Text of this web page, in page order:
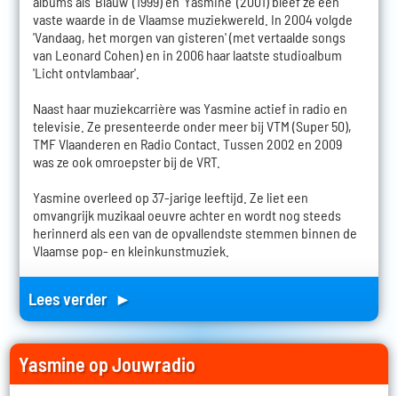
vaste waarde in de Vlaamse muziekwereld. In 2004 volgde
'Vandaag, het morgen van gisteren' (met vertaalde songs
van Leonard Cohen) en in 2006 haar laatste studioalbum
'Licht ontvlambaar'.
Naast haar muziekcarrière was Yasmine actief in radio en
televisie. Ze presenteerde onder meer bij VTM (Super 50),
TMF Vlaanderen en Radio Contact. Tussen 2002 en 2009
was ze ook omroepster bij de VRT.
Yasmine overleed op 37-jarige leeftijd. Ze liet een
omvangrijk muzikaal oeuvre achter en wordt nog steeds
herinnerd als een van de opvallendste stemmen binnen de
Vlaamse pop- en kleinkunstmuziek.
Lees verder ►
Yasmine op Jouwradio